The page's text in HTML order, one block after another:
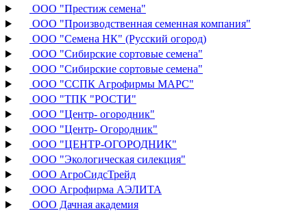
ООО "Престиж семена"
ООО "Производственная семенная компания"
ООО "Семена НК" (Русский огород)
ООО "Сибирские сортовые семена"
ООО "Сибирские сортовые семена"
ООО "ССПК Агрофирмы МАРС"
ООО "ТПК "РОСТИ"
ООО "Центр- огородник"
ООО "Центр- Огородник"
ООО "ЦЕНТР-ОГОРОДНИК"
ООО "Экологическая силекция"
ООО АгроСидсТрейд
ООО Агрофирма АЭЛИТА
ООО Дачная академия